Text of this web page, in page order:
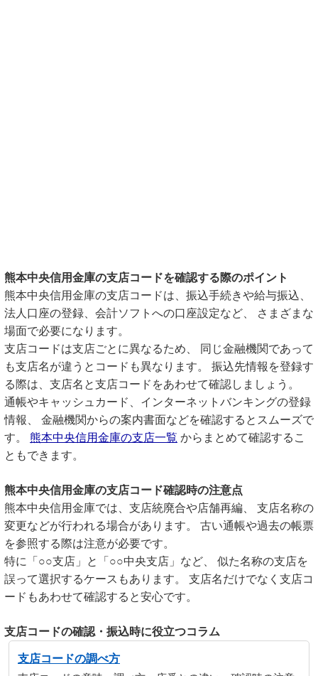
熊本中央信用金庫の支店コードを確認する際のポイント
熊本中央信用金庫の支店コードは、振込手続きや給与振込、
法人口座の登録、会計ソフトへの口座設定など、 さまざまな
場面で必要になります。
支店コードは支店ごとに異なるため、 同じ金融機関であって
も支店名が違うとコードも異なります。 振込先情報を登録す
る際は、支店名と支店コードをあわせて確認しましょう。
通帳やキャッシュカード、インターネットバンキングの登録
情報、 金融機関からの案内書面などを確認するとスムーズで
す。 熊本中央信用金庫の支店一覧 からまとめて確認するこ
ともできます。
熊本中央信用金庫の支店コード確認時の注意点
熊本中央信用金庫では、支店統廃合や店舗再編、 支店名称の
変更などが行われる場合があります。 古い通帳や過去の帳票
を参照する際は注意が必要です。
特に「○○支店」と「○○中央支店」など、 似た名称の支店を
誤って選択するケースもあります。 支店名だけでなく支店コ
ードもあわせて確認すると安心です。
支店コードの確認・振込時に役立つコラム
支店コードの調べ方